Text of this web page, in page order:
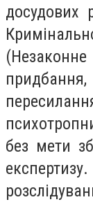
досудових
без мети